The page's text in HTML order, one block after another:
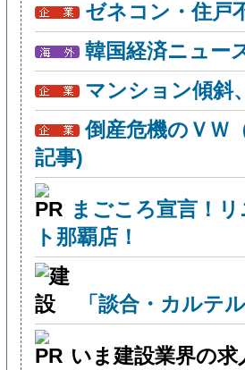
ゼネコン・住戸
韓国経済ニュー
マンション傾斜
倒産危機のＶＷ
記事)
まごころ宣言！
ト那覇店！
「談合・カルテ
いま建設業界の